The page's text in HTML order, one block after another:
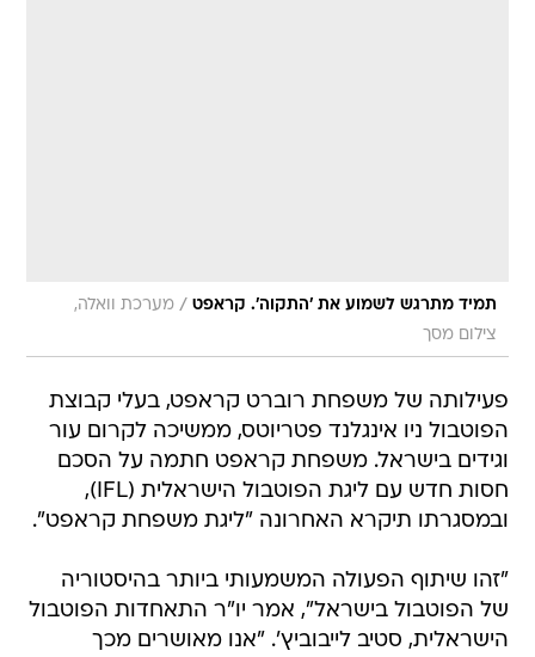
תמיד מתרגש לשמוע את 'התקוה'. קראפט / מערכת וואלה,
צילום מסך
פעילותה של משפחת רוברט קראפט, בעלי קבוצת
הפוטבול ניו אינגלנד פטריוטס, ממשיכה לקרום עור
וגידים בישראל. משפחת קראפט חתמה על הסכם
חסות חדש עם ליגת הפוטבול הישראלית (IFL),
ובמסגרתו תיקרא האחרונה "ליגת משפחת קראפט".
"זהו שיתוף הפעולה המשמעותי ביותר בהיסטוריה
של הפוטבול בישראל", אמר יו"ר התאחדות הפוטבול
הישראלית, סטיב לייבוביץ'. "אנו מאושרים מכך